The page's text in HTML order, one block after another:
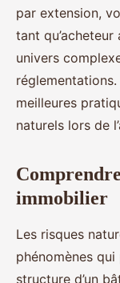
Chloé•20
par extension,
tant
univers
meilleures
naturels lors de
immobilier
Les risques
phénomènes
structure d’un